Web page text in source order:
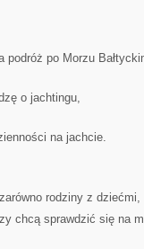
podróż po Morzu
o jachtingu,
na jachcie.
rodziny z
chcą sprawdzić się na